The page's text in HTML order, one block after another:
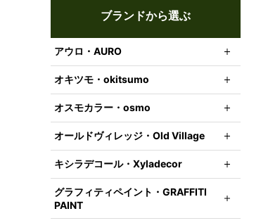
ブランドから選ぶ
アウロ・AURO
オキツモ・okitsumo
オスモカラー・osmo
オールドヴィレッジ・Old Village
キシラデコール・Xyladecor
グラフィティペイント・GRAFFITI
PAINT